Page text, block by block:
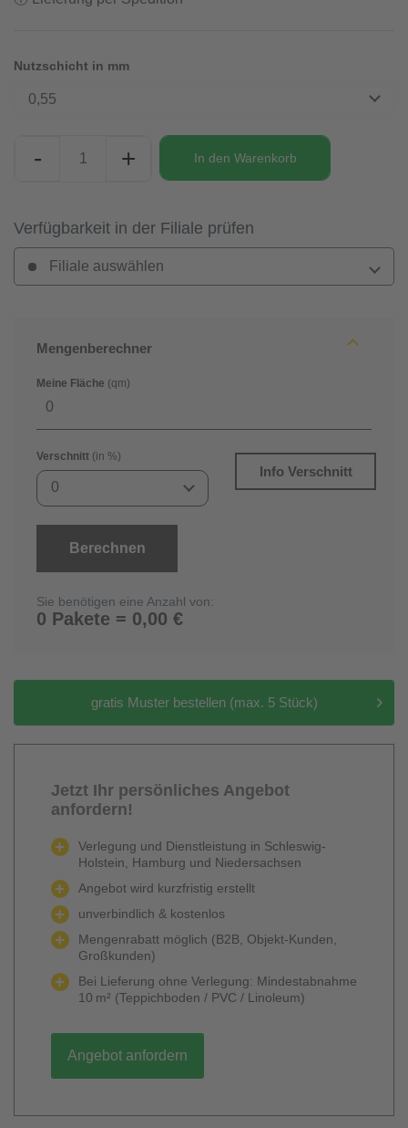
Nutzschicht in mm
0,55
- + In den Warenkorb
Verfügbarkeit in der Filiale prüfen
Filiale auswählen
Mengenberechner
Meine Fläche (qm)
Verschnitt (in %)
0
Info Verschnitt
Berechnen
Sie benötigen eine Anzahl von:
0 Pakete = 0,00 €
gratis Muster bestellen (max. 5 Stück)
Jetzt Ihr persönliches Angebot
anfordern!
Verlegung und Dienstleistung in Schleswig-
Holstein, Hamburg und Niedersachsen
Angebot wird kurzfristig erstellt
unverbindlich & kostenlos
Mengenrabatt möglich (B2B, Objekt-Kunden,
Großkunden)
Bei Lieferung ohne Verlegung: Mindestabnahme
10 m² (Teppichboden / PVC / Linoleum)
Angebot anfordern